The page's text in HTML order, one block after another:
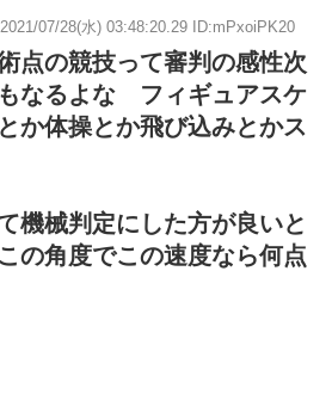
2021/07/28(水) 03:48:20.29 ID:mPxoiPK20
点の競技って審判の感性次
なるよな フィギュアスケ
か体操とか飛び込みとかス
機械判定にした方が良いと
の角度でこの速度なら何点